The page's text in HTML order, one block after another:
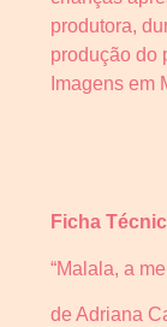
produtora,
produção do
Imagens em
Ficha
“Malala, a
de Adriana